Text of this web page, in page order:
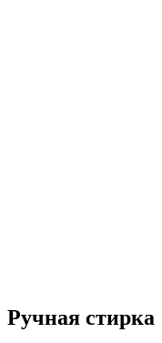
Ручная стирка